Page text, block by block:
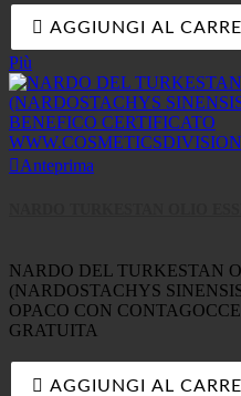
 AGGIUNGI AL
Più
Anteprima
NARDO DEL TURKESTAN
(NARDOSTACHYS
OPACO CON
GRATUITA
AGGIUNGI AL